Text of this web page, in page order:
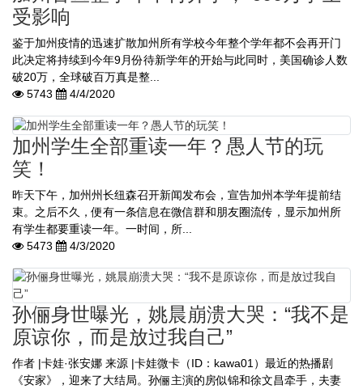
受影响
鉴于加州疫情的迅速扩散加州所有学校今年整个学年都不会再开门
此决定将持续到今年9月份待新学年的开始与此同时，美国确诊人数
破20万，全球破百万真是整...
5743
4/4/2020
加州学生全部重读一年？愚人节的玩
笑！
昨天下午，加州州长纽森召开新闻发布会，宣告加州本学年提前结
束。之后不久，便有一条信息在微信群和朋友圈流传，显示加州所
有学生都要重读一年。一时间，所...
5473
4/3/2020
孙俪身世曝光，姚晨崩溃大哭：“我不是
原谅你，而是放过我自己”
作者 |卡娃·张安娜 来源 |卡娃微卡（ID：kawa01）最近的热播剧
《安家》，迎来了大结局。孙俪主演的房似锦和徐文昌牵手，夫妻